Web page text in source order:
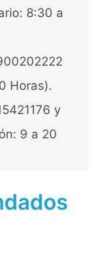
8:30 a
Horas).
y
9 a 20